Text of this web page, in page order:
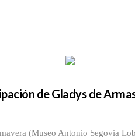
de Gladys de
(Museo Antonio Segovia